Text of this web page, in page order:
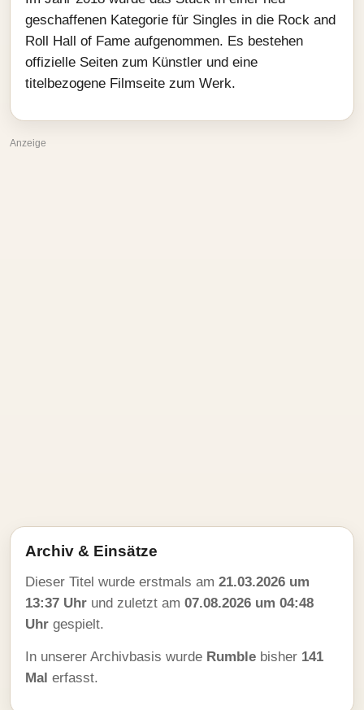
geschaffenen Kategorie für Singles in die Rock and
Roll Hall of Fame aufgenommen. Es bestehen
offizielle Seiten zum Künstler und eine
titelbezogene Filmseite zum Werk.
Anzeige
Archiv & Einsätze
Dieser Titel wurde erstmals am 21.03.2026 um
13:37 Uhr und zuletzt am 07.08.2026 um 04:48
Uhr gespielt.
In unserer Archivbasis wurde Rumble bisher 141
Mal erfasst.